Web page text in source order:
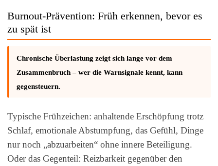
Burnout-Prävention: Früh erkennen, bevor es
zu spät ist
Chronische Überlastung zeigt sich lange vor dem
Zusammenbruch – wer die Warnsignale kennt, kann
gegensteuern.
Typische Frühzeichen: anhaltende Erschöpfung trotz
Schlaf, emotionale Abstumpfung, das Gefühl, Dinge
nur noch „abzuarbeiten“ ohne innere Beteiligung.
Oder das Gegenteil: Reizbarkeit gegenüber den